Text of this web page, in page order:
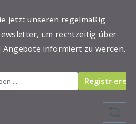
jetzt unseren regelmäßig
um rechtzeitig über
Angebote informiert zu werden.
Registrieren